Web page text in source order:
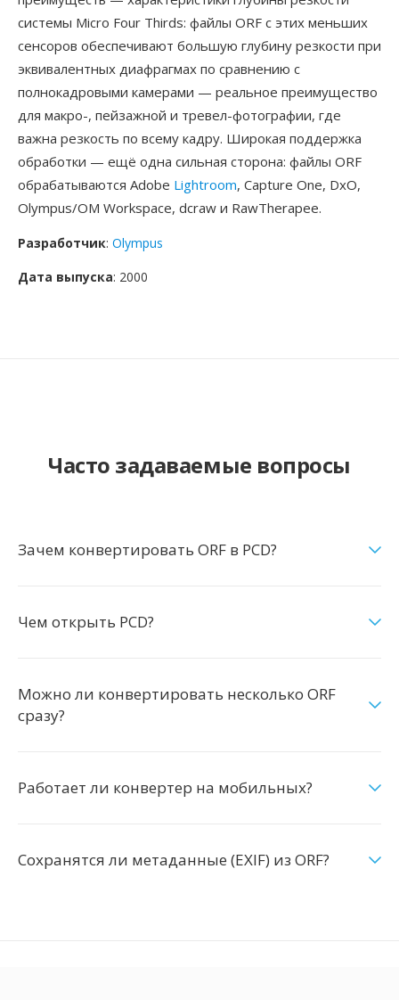
системы Micro Four Thirds: файлы ORF с этих меньших
сенсоров обеспечивают большую глубину резкости при
эквивалентных диафрагмах по сравнению с
полнокадровыми камерами — реальное преимущество
для макро-, пейзажной и тревел-фотографии, где
важна резкость по всему кадру. Широкая поддержка
обработки — ещё одна сильная сторона: файлы ORF
обрабатываются Adobe Lightroom, Capture One, DxO,
Olympus/OM Workspace, dcraw и RawTherapee.
Разработчик: Olympus
Дата выпуска: 2000
Часто задаваемые вопросы
Зачем конвертировать ORF в PCD?
Чем открыть PCD?
Можно ли конвертировать несколько ORF
сразу?
Работает ли конвертер на мобильных?
Сохранятся ли метаданные (EXIF) из ORF?